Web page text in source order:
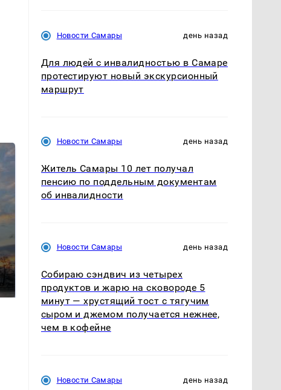
ажиотаж из-за этого
продукта: что купить?
СМИ: В Химках на
машину напали и
подожгли.
Новости Самары день назад
Для людей с инвалидностью в Самаре
протестируют новый экскурсионный
маршрут
Новости Самары день назад
Житель Самары 10 лет получал
пенсию по поддельным документам
об инвалидности
Новости Самары день назад
Собираю сэндвич из четырех
продуктов и жарю на сковороде 5
минут — хрустящий тост с тягучим
сыром и джемом получается нежнее,
чем в кофейне
Новости Самары день назад